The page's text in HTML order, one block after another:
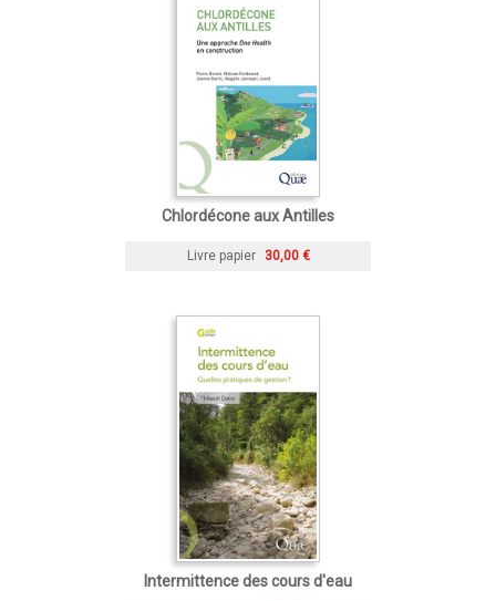
Chlordécone aux Antilles
Livre papier 30,00 €
Intermittence des cours d'eau